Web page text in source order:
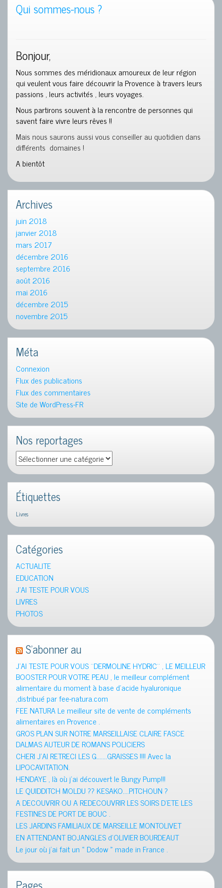
Qui sommes-nous ?
Bonjour,
Nous sommes des méridionaux amoureux de leur région
qui veulent vous faire découvrir la Provence à travers leurs
passions , leurs activités , leurs voyages.
Nous partirons souvent à la rencontre de personnes qui
savent faire vivre leurs rêves !!
Mais nous saurons aussi vous conseiller au quotidien dans
différents domaines !
A bientôt
Archives
juin 2018
janvier 2018
mars 2017
décembre 2016
septembre 2016
août 2016
mai 2016
décembre 2015
novembre 2015
Méta
Connexion
Flux des publications
Flux des commentaires
Site de WordPress-FR
Nos reportages
Nos
reportages
Étiquettes
Livres
Catégories
ACTUALITE
EDUCATION
J'AI TESTE POUR VOUS
LIVRES
PHOTOS
S’abonner au
J’AI TESTE POUR VOUS ¨DERMOLINE HYDRIC¨ , LE MEILLEUR
BOOSTER POUR VOTRE PEAU , le meilleur complément
alimentaire du moment à base d’acide hyaluronique
,distribué par fee-natura.com
FEE NATURA Le meilleur site de vente de compléments
alimentaires en Provence .
GROS PLAN SUR NOTRE MARSEILLAISE CLAIRE FASCE
DALMAS AUTEUR DE ROMANS POLICIERS
CHERI J’AI RETRECI LES G…….GRAISSES !!!! Avec la
LIPOCAVITATION.
HENDAYE , là où j’ai découvert le Bungy Pump!!!
LE QUIDDITCH MOLDU ?? KESAKO….PITCHOUN ?
A DECOUVRIR OU A REDECOUVRIR LES SOIRS D’ETE LES
FESTINES DE PORT DE BOUC .
LES JARDINS FAMILIAUX DE MARSEILLE MONTOLIVET
EN ATTENDANT BOJANGLES d’OLIVIER BOURDEAUT
Le jour où j’ai fait un « Dodow » made in France .